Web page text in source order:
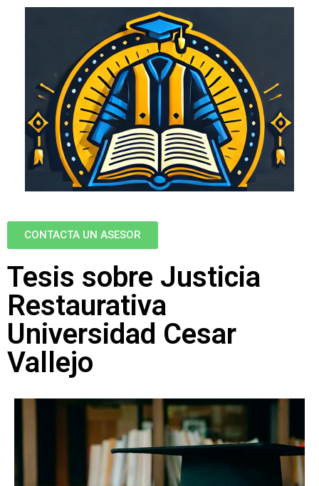
CONTACTA UN ASESOR
Tesis sobre Justicia
Restaurativa
Universidad Cesar
Vallejo